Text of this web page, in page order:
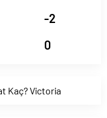
-2
0
Kaç? Victoria